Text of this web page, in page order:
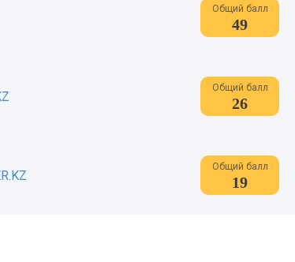
Общий балл
49
Общий балл
26
Общий балл
19